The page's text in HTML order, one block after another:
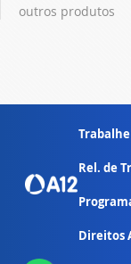
outros produtos
Rel. de
Direitos